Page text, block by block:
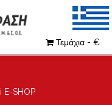
Τεμάχια - €
E-SHOP